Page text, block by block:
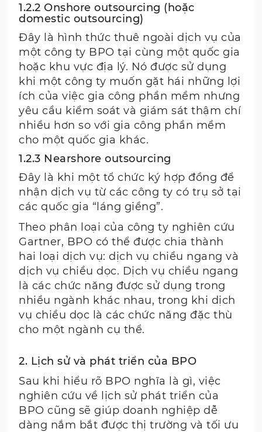
1.2.2 Onshore outsourcing (hoặc
domestic outsourcing)
Đây là hình thức thuê ngoài dịch vụ của
một công ty BPO tại cùng một quốc gia
hoặc khu vực địa lý. Nó được sử dụng
khi một công ty muốn gặt hái những lợi
ích của việc gia công phần mềm nhưng
yêu cầu kiểm soát và giám sát thậm chí
nhiều hơn so với gia công phần mềm
cho một quốc gia khác.
1.2.3 Nearshore outsourcing
Đây là khi một tổ chức ký hợp đồng để
nhận dịch vụ từ các công ty có trụ sở tại
các quốc gia “láng giềng”.
Theo phân loại của công ty nghiên cứu
Gartner, BPO có thể được chia thành
hai loại dịch vụ: dịch vụ chiều ngang và
dịch vụ chiều dọc. Dịch vụ chiều ngang
là các chức năng được sử dụng trong
nhiều ngành khác nhau, trong khi dịch
vụ chiều dọc là các chức năng đặc thù
cho một ngành cụ thể.
2. Lịch sử và phát triển của BPO
Sau khi hiểu rõ BPO nghĩa là gì, việc
nghiên cứu về lịch sử phát triển của
BPO cũng sẽ giúp doanh nghiệp dễ
dàng nắm bắt được thị trường và tối ưu